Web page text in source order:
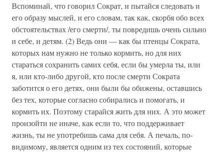
Вспоминай, что говорил Сократ, и пытайся следовать и
его образу мыслей, и его словам, так как, скорбя обо всех
обстоятельствах /его смерти/, ты повредишь очень сильно
и себе, и детям. (2) Ведь они — как бы птенцы Сократа,
которых нам нужно не только кормить, но для них
стараться сохранить самих себя, если бы умерла ты, или
я, или кто-либо другой, кто после смерти Сократа
заботится о его детях, они были бы обижены, оставшись
без тех, которые согласно собирались и помогать, и
кормить их. Поэтому старайся жить для них. А это может
произойти не иначе, как если то, что поддерживает
жизнь, ты не употребишь сама для себя. А печаль, по-
видимому, является одним из тех состояний, которые